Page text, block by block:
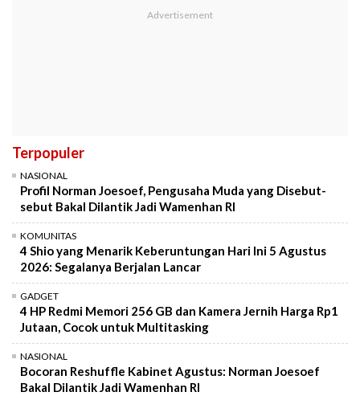
Terpopuler
NASIONAL
Profil Norman Joesoef, Pengusaha Muda yang Disebut-
sebut Bakal Dilantik Jadi Wamenhan RI
KOMUNITAS
4 Shio yang Menarik Keberuntungan Hari Ini 5 Agustus
2026: Segalanya Berjalan Lancar
GADGET
4 HP Redmi Memori 256 GB dan Kamera Jernih Harga Rp1
Jutaan, Cocok untuk Multitasking
NASIONAL
Bocoran Reshuffle Kabinet Agustus: Norman Joesoef
Bakal Dilantik Jadi Wamenhan RI